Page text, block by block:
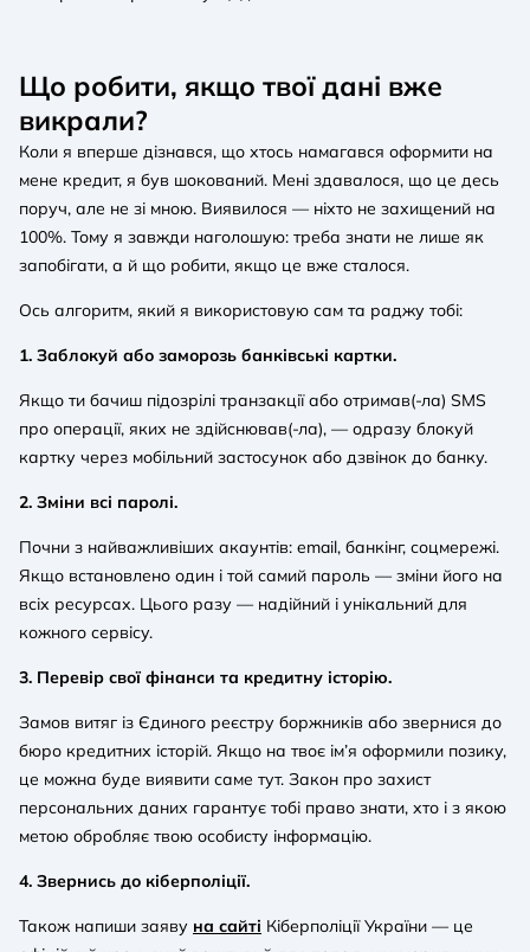
Що робити, якщо твої дані вже
викрали?
Коли я вперше дізнався, що хтось намагався оформити на
мене кредит, я був шокований. Мені здавалося, що це десь
поруч, але не зі мною. Виявилося — ніхто не захищений на
100%. Тому я завжди наголошую: треба знати не лише як
запобігати, а й що робити, якщо це вже сталося.
Ось алгоритм, який я використовую сам та раджу тобі:
1. Заблокуй або заморозь банківські картки.
Якщо ти бачиш підозрілі транзакції або отримав(-ла) SMS
про операції, яких не здійснював(-ла), — одразу блокуй
картку через мобільний застосунок або дзвінок до банку.
2. Зміни всі паролі.
Почни з найважливіших акаунтів: email, банкінг, соцмережі.
Якщо встановлено один і той самий пароль — зміни його на
всіх ресурсах. Цього разу — надійний і унікальний для
кожного сервісу.
3. Перевір свої фінанси та кредитну історію.
Замов витяг із Єдиного реєстру боржників або звернися до
бюро кредитних історій. Якщо на твоє ім’я оформили позику,
це можна буде виявити саме тут. Закон про захист
персональних даних гарантує тобі право знати, хто і з якою
метою обробляє твою особисту інформацію.
4. Звернись до кіберполіції.
Також напиши заяву на сайті Кіберполіції України — це